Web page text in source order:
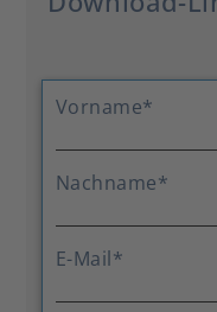
Vorname*
Nachname*
E-Mail*